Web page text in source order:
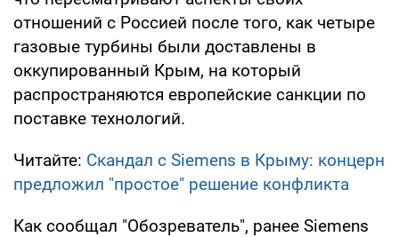
отношений с Россией после того, как четыре
газовые турбины были доставлены в
оккупированный Крым, на который
распространяются европейские санкции по
поставке технологий.
Читайте: Скандал с Siemens в Крыму: концерн
предложил "простое" решение конфликта
Как сообщал "Обозреватель", ранее Siemens